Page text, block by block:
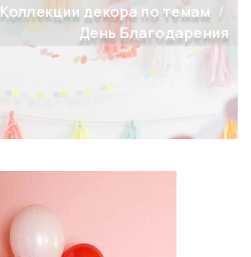
Коллекции декора по темам
День Благодарения